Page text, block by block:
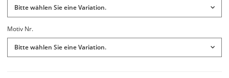
Bitte wählen Sie eine Variation.
Motiv Nr.
Bitte wählen Sie eine Variation.